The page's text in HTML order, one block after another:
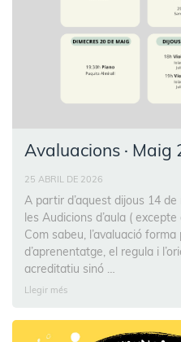
Avaluacions · Maig
25 ABRIL DE 2026
A partir d’aquest dijous 14 de
les Audicions d’aula (
Com sabeu, l’avaluació
d’aprenentatge, el regula i
acreditatiu sinó …
Llegir més